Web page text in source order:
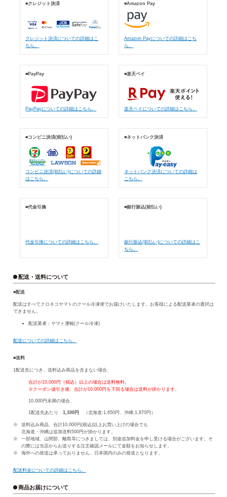
■クレジット決済
クレジット決済についての詳細はこ
ちら。
■Amazon Pay
Amazon Payについての詳細はこち
ら。
■PayPay
PayPayについての詳細はこちら。
■楽天ペイ
楽天ペイについての詳細はこちら。
■コンビニ決済(前払い)
コンビニ決済(前払い)についての詳細
はこちら。
■ネットバンク決済
ネットバンク決済についての詳細は
こちら。
■代金引換
代金引換についての詳細はこちら。
■銀行振込(前払い)
銀行振込(前払い)についての詳細はこ
ちら。
配送・送料について
■配送
配送はすべてクロネコヤマトのクール冷凍便でお届けいたします。お客様による配送業者の選択は
できません。
配送業者：ヤマト運輸(クール冷凍)
配送についての詳細はこちら。
■送料
1配送先につき、送料込み商品を含まない場合、
合計が10,000円（税込）以上の場合は送料無料。
※クーポン値引き後、合計が10,000円を下回る場合は送料が掛かります。
10,000円未満の場合、
1配送先あたり 1,100円 （北海道:1,650円、沖縄:1,870円）
送料込み商品、合計10,000円(税込)以上お買い上げの場合でも
北海道・沖縄は追加送料500円が掛かります。
一部地域、山間部、離島等につきましては、別途追加料金を申し受ける場合がございます。そ
の際には当店からお送りする注文確認メールにて金額をお知らせします。
海外への発送は承っておりません。日本国内のみの発送となります。
配送料金についての詳細はこちら。
商品お届けについて